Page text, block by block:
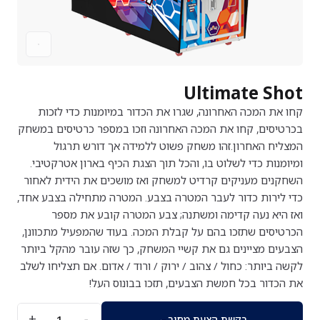
מכונות ספורט
מכונות ממכר אוטומטיות
אביזרים
מכונות ספורט
מכונות ממכר אוטומטיות
אביזרים
Ultimate Shot
קחו את המכה האחרונה, שגרו את הכדור במיומנות כדי לזכות
בכרטיסים, קחו את המכה האחרונה וזכו במספר כרטיסים במשחק
המצליח האחרון.זהו משחק פשוט ללמידה אך דורש תרגול
ומיומנות כדי לשלוט בו, והכל תוך הצגת הכיף בארון אטרקטיבי.
השחקנים מעניקים קרדיט למשחק ואז מושכים את הידית לאחור
כדי לירות כדור לעבר המטרה בצבע. המטרה מתחילה בצבע אחד,
ואז היא נעה קדימה ומשתנה; צבע המטרה קובע את מספר
הכרטיסים שתזכו בהם על קבלת המכה. בעוד שהמפעיל מתכוונן,
הצבעים מציינים גם את קשיי המשחק, כך שזה עובר מהקל ביותר
לקשה ביותר: כחול / צהוב / ירוק / ורוד / אדום. אם תצליחו לשלב
את הכדור בכל חמשת הצבעים, תזכו בבונוס העל!